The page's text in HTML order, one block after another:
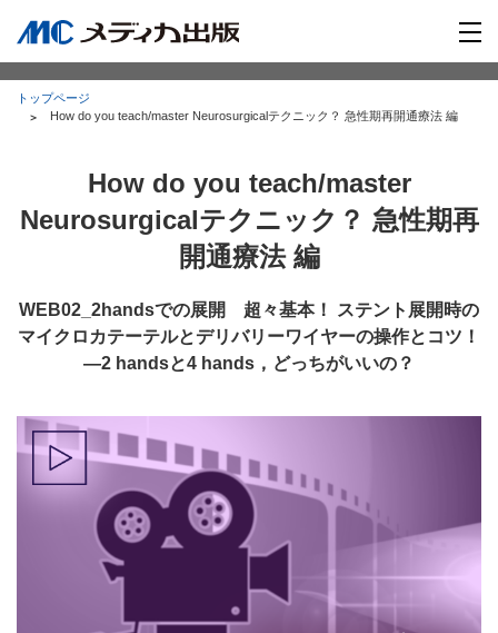
トップページ
How do you teach/master Neurosurgicalテクニック？ 急性期再開通療法 編
How do you teach/master
Neurosurgicalテクニック？ 急性期再
開通療法 編
WEB02_2handsでの展開 超々基本！ ステント展開時の
マイクロカテーテルとデリバリーワイヤーの操作とコツ！
―2 handsと4 hands，どっちがいいの？